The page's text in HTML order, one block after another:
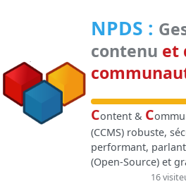
NPDS :
contenu et
Content & C
(CCMS) robuste,
performant,
(Open-Source) et
16